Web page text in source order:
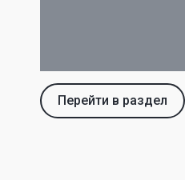
Перейти в раздел